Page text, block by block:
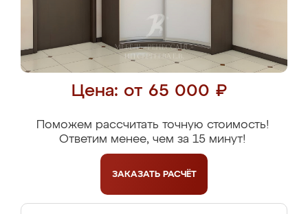
Цена: от 65 000 ₽
Поможем рассчитать точную стоимость!
Ответим менее, чем за 15 минут!
ЗАКАЗАТЬ РАСЧЁТ